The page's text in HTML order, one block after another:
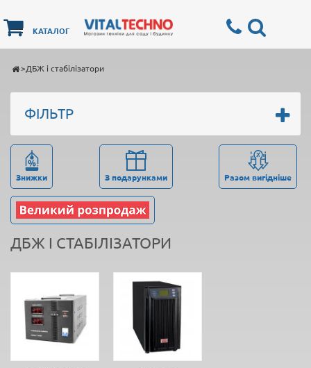
КАТАЛОГ
ДБЖ і стабілізатори
>
ФІЛЬТР
Знижки З подарунками Разом вигідніше
ДБЖ І СТАБІЛІЗАТОРИ